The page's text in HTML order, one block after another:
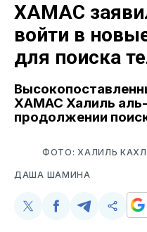
ХАМАС
войти в
для поиска
ХАМАС Халиль
продолжении
ФОТО: ХАЛИЛЬ
ДАША ШАМИНА
Поделиться
Поделиться